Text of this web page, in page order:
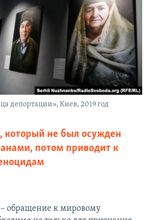
депортации», Киев, 2019 год
который не был осужден
потом приводит к
обращение к мировому